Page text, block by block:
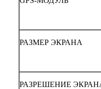
РАЗМЕР ЭКРАНА
РАЗРЕШЕНИЕ